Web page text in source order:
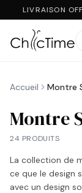
LIVRAISON
Accueil Montre
Montre
24 PRODUITS
La collection de
ce que le design
avec un design